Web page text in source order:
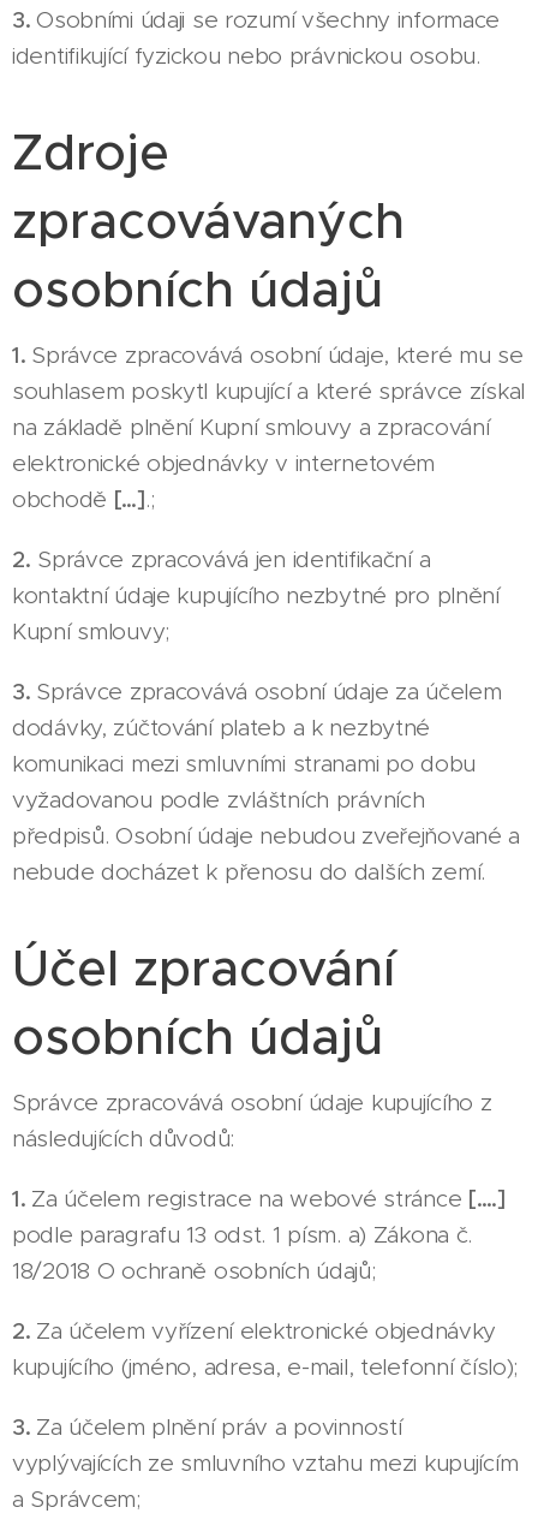
3.Osobními údaji se rozumí všechny informace
identifikující fyzickou nebo právnickou osobu.
Zdroje
zpracovávaných
osobních údajů
1. Správce zpracovává osobní údaje, které mu se
souhlasem poskytl kupující a které správce získal
na základě plnění Kupní smlouvy a zpracování
elektronické objednávky v internetovém
obchodě […].;
2. Správce zpracovává jen identifikační a
kontaktní údaje kupujícího nezbytné pro plnění
Kupní smlouvy;
3. Správce zpracovává osobní údaje za účelem
dodávky, zúčtování plateb a k nezbytné
komunikaci mezi smluvními stranami po dobu
vyžadovanou podle zvláštních právních
předpisů. Osobní údaje nebudou zveřejňované a
nebude docházet k přenosu do dalších zemí.
Účel zpracování
osobních údajů
Správce zpracovává osobní údaje kupujícího z
následujících důvodů:
1. Za účelem registrace na webové stránce [….]
podle paragrafu 13 odst. 1 písm. a) Zákona č.
18/2018 O ochraně osobních údajů;
2. Za účelem vyřízení elektronické objednávky
kupujícího (jméno, adresa, e-mail, telefonní číslo);
3. Za účelem plnění práv a povinností
vyplývajících ze smluvního vztahu mezi kupujícím
a Správcem;